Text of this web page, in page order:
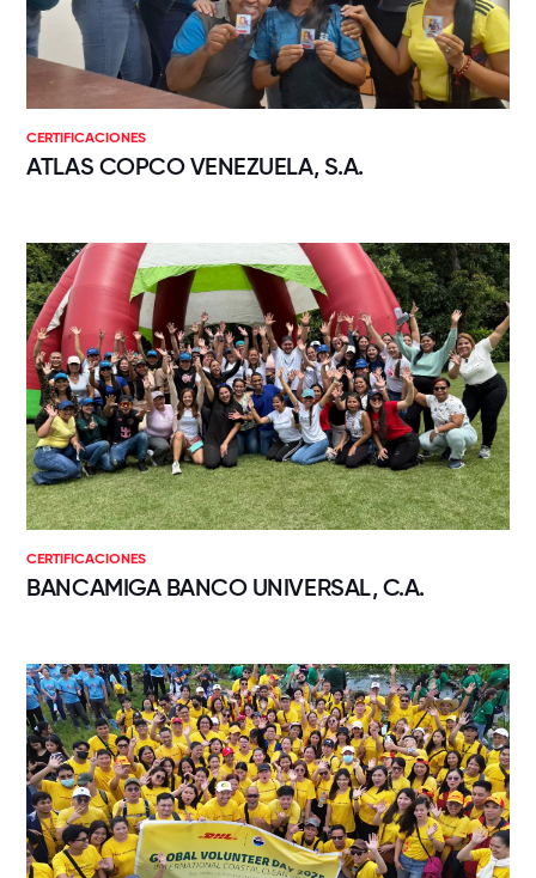
CERTIFICACIONES
ATLAS COPCO VENEZUELA, S.A.
CERTIFICACIONES
BANCAMIGA BANCO UNIVERSAL, C.A.